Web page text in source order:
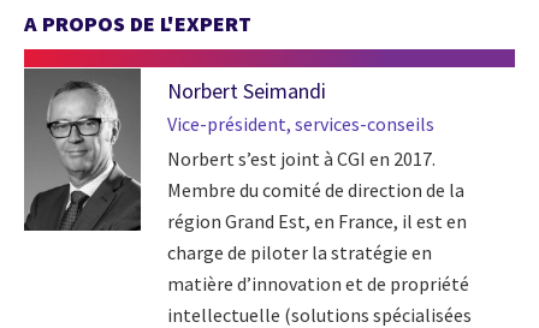
A PROPOS DE L'EXPERT
Norbert Seimandi
Vice-président, services-conseils
Norbert s’est joint à CGI en 2017.
Membre du comité de direction de la
région Grand Est, en France, il est en
charge de piloter la stratégie en
matière d’innovation et de propriété
intellectuelle (solutions spécialisées